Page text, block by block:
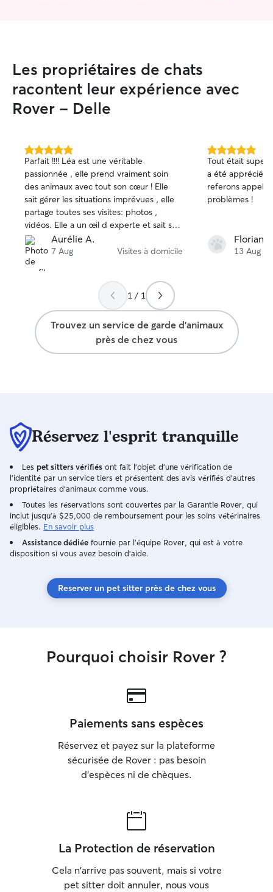
Les propriétaires de chats
racontent leur expérience avec
Rover - Delle
5.0 étoile(s)
sur
5
Parfait !!!! Léa est une véritable
passionnée , elle prend vraiment soin
des animaux avec tout son cœur ! Elle
sait gérer les situations imprévues , elle
partage toutes ses visites: photos ,
vidéos. Elle a un œil d experte et sait s
adapter à tous les chats en fonction de
leur caractère. Et les chats lui rendent
bien😉 Bref une petsitter au top du top!
recommande vivement !
Aurélie A.
7 Aug Visites à domicile
5.0 étoile(s)
sur
5
Tout était super,
a été appréciée
referons appel à
problèmes !
Florian
13 Aug
1 / 1
Trouvez un service de garde d'animaux
près de chez vous
Réservez l'esprit tranquille
Les pet sitters vérifiés ont fait l'objet d'une vérification de
l'identité par un service tiers et présentent des avis vérifiés d'autres
propriétaires d'animaux comme vous.
Toutes les réservations sont couvertes par la Garantie Rover, qui
inclut jusqu'à $25,000 de remboursement pour les soins vétérinaires
éligibles. En savoir plus
Assistance dédiée fournie par l'équipe Rover, qui est à votre
disposition si vous avez besoin d'aide.
Reserver un pet sitter près de chez vous
Pourquoi choisir Rover ?
Paiements sans espèces
Réservez et payez sur la plateforme
sécurisée de Rover : pas besoin
d'espèces ni de chèques.
La Protection de réservation
Cela n'arrive pas souvent, mais si votre
pet sitter doit annuler, nous vous